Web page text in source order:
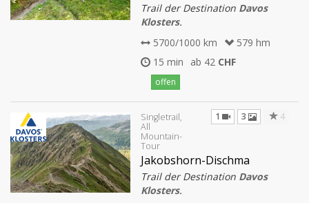
Trail der Destination Davos
Klosters.
5700/1000 km
579 hm
15 min
ab 42 CHF
offen
Singletrail,
All
Mountain-
Tour
1 3 4
Jakobshorn-Dischma
Trail der Destination Davos
Klosters.